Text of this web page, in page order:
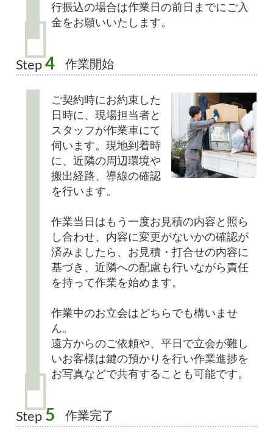
行振込の場合は作業日の前日までにご入
金をお願いいたします。
Step 4 作業開始
ご契約時にお約束した
日時に、現場担当者と
スタッフが作業車にて
伺います。現地到着時
に、近隣の周辺環境や
搬出経路、導線の確認
を行います。
作業当日はもう一度お見積の内容と照ら
し合わせ、内容に変更がないかの確認が
済みましたら、お見積・打合せの内容に
基づき、近隣への配慮も行いながら責任
を持って作業を始めます。
作業中のお立会はどちらでも構いませ
ん。
遠方からのご依頼や、平日で立会が難し
いお客様は鍵の預かりを行い作業進捗を
お写真などで共有することも可能です。
Step 5 作業完了